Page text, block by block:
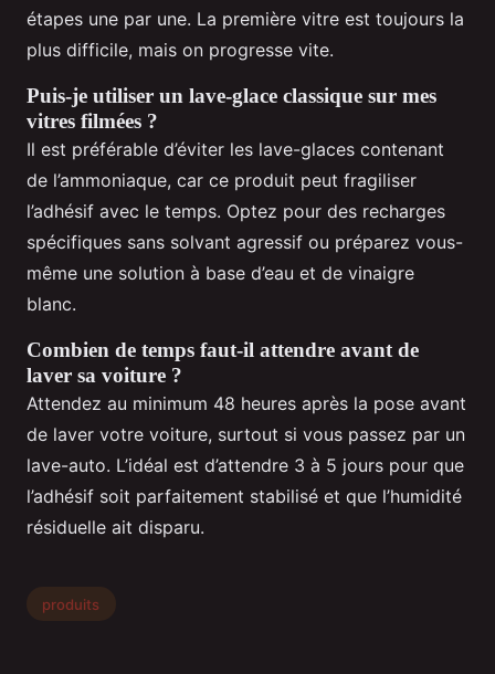
étapes une par une. La première vitre est toujours la
plus difficile, mais on progresse vite.
Puis-je utiliser un lave-glace classique sur mes
vitres filmées ?
Il est préférable d’éviter les lave-glaces contenant
de l’ammoniaque, car ce produit peut fragiliser
l’adhésif avec le temps. Optez pour des recharges
spécifiques sans solvant agressif ou préparez vous-
même une solution à base d’eau et de vinaigre
blanc.
Combien de temps faut-il attendre avant de
laver sa voiture ?
Attendez au minimum 48 heures après la pose avant
de laver votre voiture, surtout si vous passez par un
lave-auto. L’idéal est d’attendre 3 à 5 jours pour que
l’adhésif soit parfaitement stabilisé et que l’humidité
résiduelle ait disparu.
produits